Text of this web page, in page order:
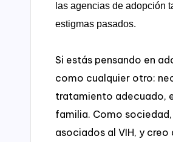
las agencias de adopción
estigmas pasados.
Si estás pensando en
como cualquier otro:
tratamiento adecuado,
familia. Como
asociados al VIH, y